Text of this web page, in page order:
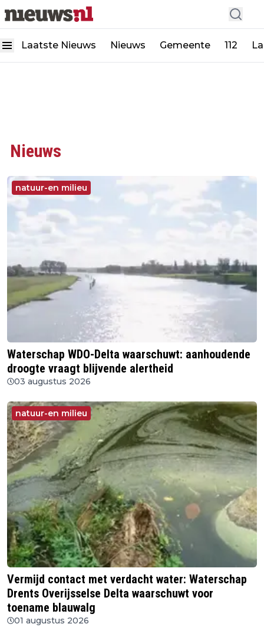
Laatste Nieuws Nieuws Gemeente 112
Nieuws
natuur-en milieu
Waterschap WDO-Delta waarschuwt: aanhoudende
droogte vraagt blijvende alertheid
03 augustus 2026
natuur-en milieu
Vermijd contact met verdacht water: Waterschap
Drents Overijsselse Delta waarschuwt voor
toename blauwalg
01 augustus 2026